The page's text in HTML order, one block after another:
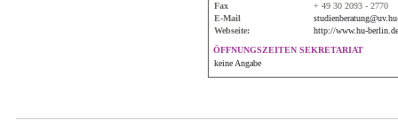
Fax
+ 49 30 2093 - 2770
E-Mail
Webseite:
http://www.hu-berlin.de
ÖFFNUNGSZEITEN SEKRETARIAT
keine Angabe